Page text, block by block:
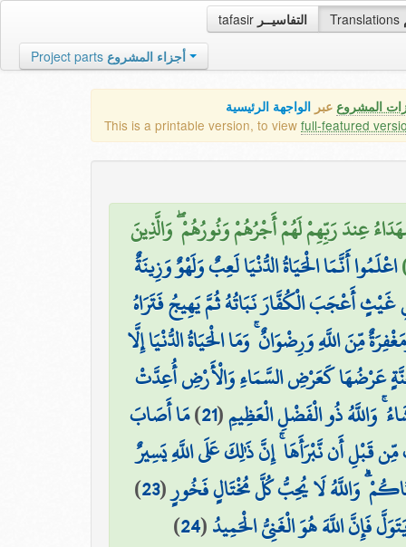
tafasir التفاسيــر Translations
Project parts أجزاء المشروع
المشروع عبر الواجهة الرئيسية
This is a printable version, to view full-featured
عِندَ رَبِّهِمْ لَهُمْ أَجْرُهُمْ وَنُورُهُمْ ۖ وَالَّذِينَ
اعْلَمُوا أَنَّمَا الْحَيَاةُ الدُّنْيَا لَعِبٌ وَلَهْوٌ وَزِينَةٌ
أَعْجَبَ الْكُفَّارَ نَبَاتُهُ ثُمَّ يَهِيجُ فَتَرَاهُ
اللَّهِ وَرِضْوَانٌ ۚ وَمَا الْحَيَاةُ الدُّنْيَا إِلَّا
عَرْضُهَا كَعَرْضِ السَّمَاءِ وَالْأَرْضِ أُعِدَّتْ
وَاللَّهُ ذُو الْفَضْلِ الْعَظِيمِ(
21
)مَا أَصَابَ
قَبْلِ أَن نَّبْرَأَهَا ۚ إِنَّ ذَٰلِكَ عَلَى اللَّهِ يَسِيرٌ
وَاللَّهُ لَا يُحِبُّ كُلَّ مُخْتَالٍ فَخُورٍ(
23
)
فَإِنَّ اللَّهَ هُوَ الْغَنِيُّ الْحَمِيدُ(
24
)